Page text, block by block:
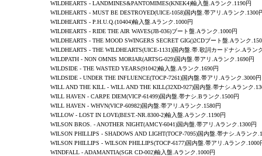
WILDHEARTS - LANDMINES&PANTOMIMES(KNEK4)輸入盤.Aランク.1190円
WILDHEARTS - MUST BE DESTROYED(UICE-1058)国内盤.帯アリ.Aランク.1300
WILDHEARTS - P.H.U.Q.(10404)輸入盤.Aランク.1000円
WILDHEARTS - RIDE THE AIR WAVES(JB-036)ブート盤.Aランク.1000円
WILDHEARTS - THE MOOD SWINGERS SECRET GIG()2CDブート盤.Aランク
WILDHEARTS - THE WILDHEARTS(UICE-1131)国内盤.帯.歌詞カードナシ.Aラン
WILDPATH - NON OMNIS MORIAR(ARTSG-029)国内盤.帯アリ.Aランク.1690円
WILDSIDE - THE WASTED YEARS(91042)輸入盤.Aランク.1690円
WILDSIDE - UNDER THE INFLUENCE(TOCP-7261)国内盤.帯アリ.Aランク.3000円
WILL AND THE KILL - WILL AND THE KILL(32XD-927)国内盤.帯ナシ.Aランク
WILL HAVEN - CARPE DIEM(VICP-61499)国内盤.帯ナシ.Bランク.1500円
WILL HAVEN - WHVN(VICP-60982)国内盤.帯アリ.Aランク.1580円
WILLOW - LOST IN LOVE(BEST.-NR.8300-2)輸入盤.Aランク.1190円
WILSON BROS.
- ANOTHER NIGHT(AMCY-6041)国内盤.帯アリ.Aランク.1300円
WILSON PHILLIPS - SHADOWS AND LIGHT(TOCP-7095)国内盤.帯ナシ.Aランク
WILSON PHILLIPS - WILSON PHILLIPS(TOCP-6177)国内盤.帯アリ.Aランク.1000
WINDFALL - ADAMANTIA(SGR CD-002)輸入盤.Aランク.1000円